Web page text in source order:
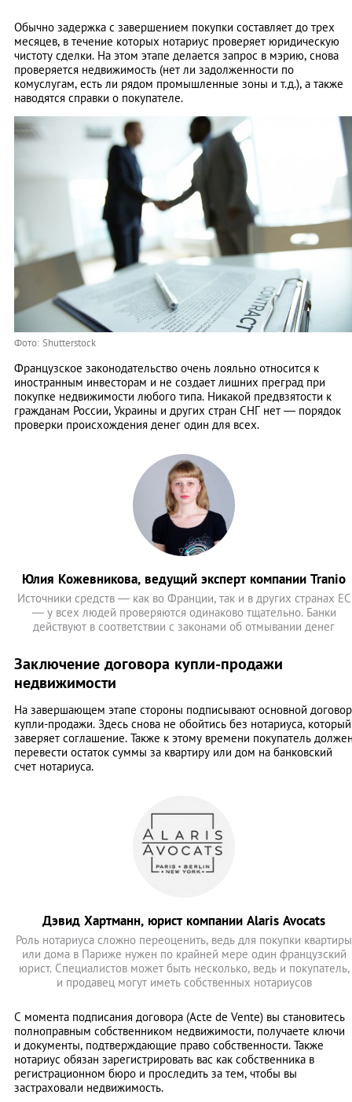
Обычно задержка с завершением покупки составляет до трех
месяцев, в течение которых нотариус проверяет юридическую
чистоту сделки. На этом этапе делается запрос в мэрию, снова
проверяется недвижимость (нет ли задолженности по
комуслугам, есть ли рядом промышленные зоны и т.д.), а также
наводятся справки о покупателе.
Фото: Shutterstock
Французское законодательство очень лояльно относится к
иностранным инвесторам и не создает лишних преград при
покупке недвижимости любого типа. Никакой предвзятости к
гражданам России, Украины и других стран СНГ нет — порядок
проверки происхождения денег один для всех.
Юлия Кожевникова, ведущий эксперт компании Tranio
Источники средств — как во Франции, так и в других странах ЕС
— у всех людей проверяются одинаково тщательно. Банки
действуют в соответствии с законами об отмывании денег
Заключение договора купли-продажи
недвижимости
На завершающем этапе стороны подписывают основной договор
купли-продажи. Здесь снова не обойтись без нотариуса, который
заверяет соглашение. Также к этому времени покупатель
перевести остаток суммы за квартиру или дом на банковский
счет нотариуса.
Дэвид Хартманн, юрист компании Alaris Avocats
Роль нотариуса сложно переоценить, ведь для покупки квартиры
или дома в Париже нужен по крайней мере один французский
юрист. Специалистов может быть несколько, ведь и покупатель,
и продавец могут иметь собственных нотариусов
С момента подписания договора (Acte de Vente) вы становитесь
полноправным собственником недвижимости, получаете ключи
и документы, подтверждающие право собственности. Также
нотариус обязан зарегистрировать вас как собственника в
регистрационном бюро и проследить за тем, чтобы вы
застраховали недвижимость.